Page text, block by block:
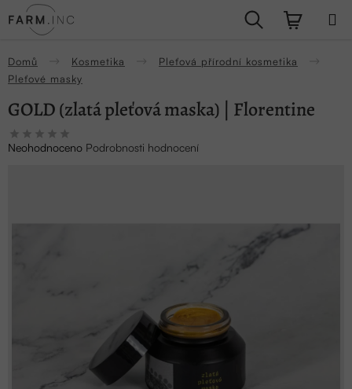
na
Hledat
Domů Kosmetika
Pleťová přírodní kosmetika
Pleťové masky
GOLD (zlatá pleťová maska) | Florentine
Průměrné
hodnocení
Neohodnoceno Podrobnosti hodnocení